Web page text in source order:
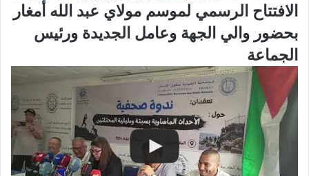
الافتتاح الرسمي لموسم مولاي عبد الله أمغار
بحضور والي الجهة وعامل الجديدة ورئيس
الجماعة